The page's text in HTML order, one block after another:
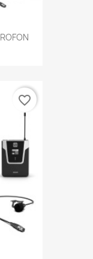
favorite_border